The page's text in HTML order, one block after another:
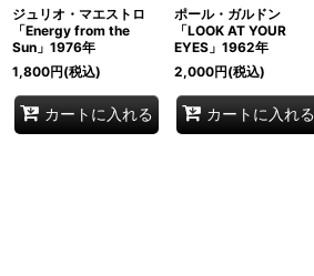
ジュリオ・マエストロ
「Energy from the
Sun」1976年
1,800円(税込)
カートに入れる
ポール・ガルドン
「LOOK AT YOUR
EYES」1962年
2,000円(税込)
カートに入れる